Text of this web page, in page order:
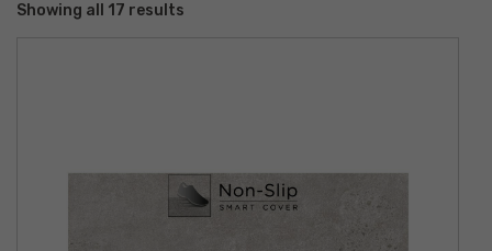
Showing all 17 results